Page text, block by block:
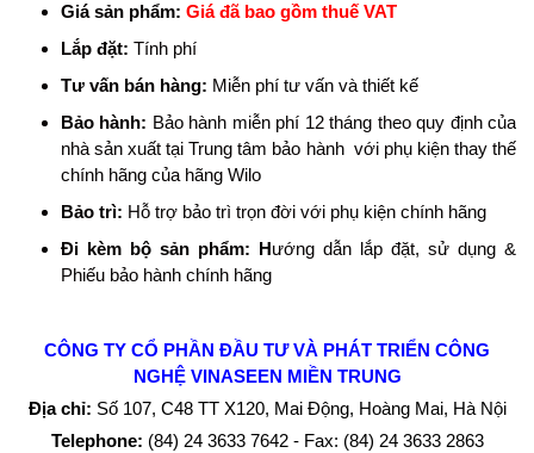
Giá sản phẩm: Giá đã bao gồm thuế VAT
Lắp đặt: Tính phí
Tư vấn bán hàng: Miễn phí tư vấn và thiết kế
Bảo hành: Bảo hành miễn phí 12 tháng theo quy định của
nhà sản xuất tại Trung tâm bảo hành với phụ kiện thay thế
chính hãng của hãng Wilo
Bảo trì: Hỗ trợ bảo trì trọn đời với phụ kiện chính hãng
Đi kèm bộ sản phẩm: Hướng dẫn lắp đặt, sử dụng &
Phiếu bảo hành chính hãng
CÔNG TY CỔ PHẦN ĐẦU TƯ VÀ PHÁT TRIỂN CÔNG
NGHỆ VINASEEN MIỀN TRUNG
Địa chỉ: Số 107, C48 TT X120, Mai Động, Hoàng Mai, Hà Nội
Telephone: (84) 24 3633 7642 - Fax: (84) 24 3633 2863